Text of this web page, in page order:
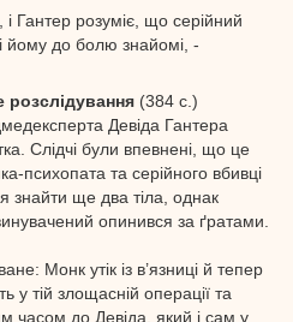
і Гантер розуміє, що серійний
йому до болю знайомі, -
розслідування (384 с.)
Девіда Гантера
Слідчі були впевнені, що це
психопата та серійного вбивці
ще два тіла, однак
опинився за ґратами.
Монк утік із в’язниці й тепер
у тій злощасній операції та
часом до Девіда, який і сам у